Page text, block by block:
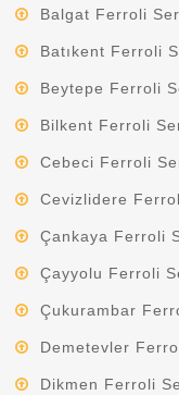
Balgat Ferroli
Batıkent Ferroli
Beytepe Ferroli
Bilkent Ferroli
Cebeci Ferroli
Cevizlidere
Çankaya Ferroli
Çayyolu Ferroli
Çukurambar
Demetevler
Dikmen Ferroli